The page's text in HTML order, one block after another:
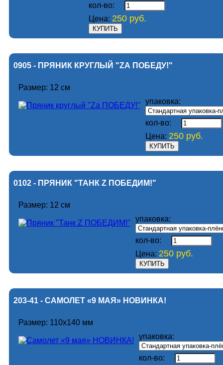
кол-во:
Цена: 250 руб.
0905 - ПРЯНИК КРУГЛЫЙ "ZА ПОБЕДУ!"
Размер: 12 см
упаковка:
кол-во:
Цена: 250 руб.
0102 - ПРЯНИК "ТАНК Z ПОБЕДИМ!"
Размер: 12 см
упаковка:
кол-во:
Цена: 250 руб.
203-41 - САМОЛЕТ «9 МАЯ» НОВИНКА!
Размер: 110х140 мм
упаковка:
кол-во: